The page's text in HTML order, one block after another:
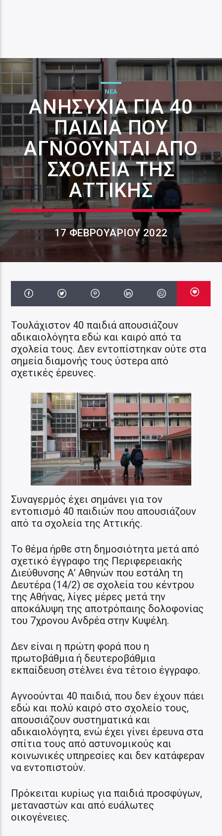
ΝΕΑ
ΑΝΗΣΥΧΊΑ ΓΙΑ 40
ΠΑΙΔΙΆ ΠΟΥ
ΑΓΝΟΟΎΝΤΑΙ ΑΠΌ
ΣΧΟΛΕΊΑ ΤΗΣ
ΑΤΤΙΚΉΣ
17 ΦΕΒΡΟΥΑΡΊΟΥ 2022
Τουλάχιστον 40 παιδιά απουσιάζουν
αδικαιολόγητα εδώ και καιρό από τα
σχολεία τους. Δεν εντοπίστηκαν ούτε στα
σημεία διαμονής τους ύστερα από
σχετικές έρευνες.
Συναγερμός έχει σημάνει για τον
εντοπισμό 40 παιδιών που απουσιάζουν
από τα σχολεία της Αττικής.
Το θέμα ήρθε στη δημοσιότητα μετά από
σχετικό έγγραφο της Περιφερειακής
Διεύθυνσης Α’ Αθηνών που εστάλη τη
Δευτέρα (14/2) σε σχολεία του κέντρου
της Αθήνας, λίγες μέρες μετά την
αποκάλυψη της αποτρόπαιης δολοφονίας
του 7χρονου Ανδρέα στην Κυψέλη.
Δεν είναι η πρώτη φορά που η
πρωτοβάθμια ή δευτεροβάθμια
εκπαίδευση στέλνει ένα τέτοιο έγγραφο.
Αγνοούνται 40 παιδιά, που δεν έχουν πάει
εδώ και πολύ καιρό στο σχολείο τους,
απουσιάζουν συστηματικά και
αδικαιολόγητα, ενώ έχει γίνει έρευνα στα
σπίτια τους από αστυνομικούς και
κοινωνικές υπηρεσίες και δεν κατάφεραν
να εντοπιστούν.
Πρόκειται κυρίως για παιδιά προσφύγων,
μεταναστών και από ευάλωτες
οικογένειες.